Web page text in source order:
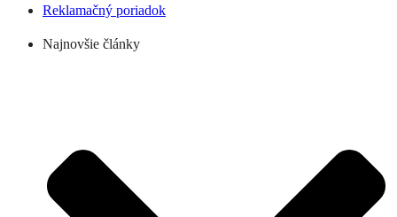
Reklamačný poriadok
Najnovšie články